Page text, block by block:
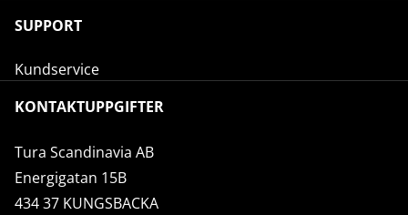
SUPPORT
Kundservice
KONTAKTUPPGIFTER
Tura Scandinavia AB
Energigatan 15B
434 37 KUNGSBACKA